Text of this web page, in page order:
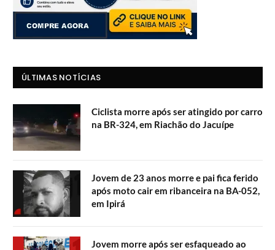
ÚLTIMAS NOTÍCIAS
Ciclista morre após ser atingido por carro
na BR-324, em Riachão do Jacuípe
Jovem de 23 anos morre e pai fica ferido
após moto cair em ribanceira na BA-052,
em Ipirá
Jovem morre após ser esfaqueado ao